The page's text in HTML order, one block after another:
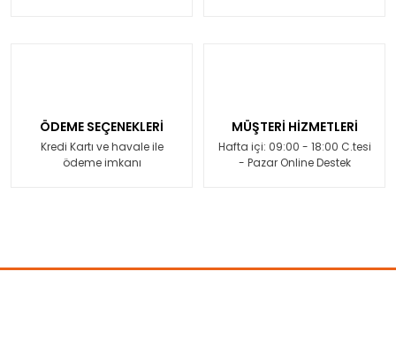
ÖDEME SEÇENEKLERİ
Kredi Kartı ve havale ile
ödeme imkanı
MÜŞTERİ HİZMETLERİ
Hafta içi: 09:00 - 18:00 C.tesi
- Pazar Online Destek